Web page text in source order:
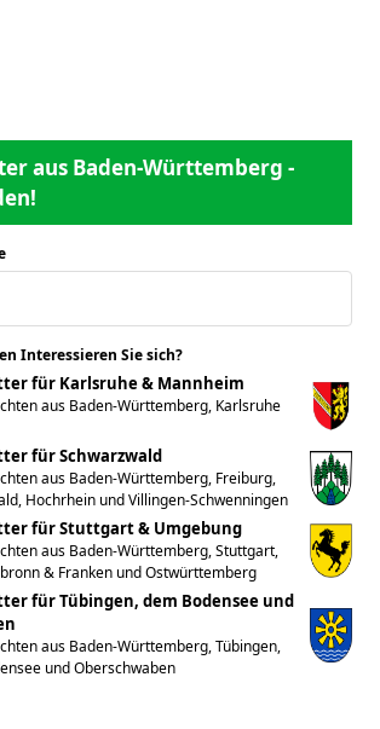
aus Baden-Württemberg -
Interessieren Sie sich?
für Karlsruhe & Mannheim
aus Baden-Württemberg, Karlsruhe
für Schwarzwald
aus Baden-Württemberg, Freiburg,
Hochrhein und Villingen-Schwenningen
für Stuttgart & Umgebung
aus Baden-Württemberg, Stuttgart,
& Franken und Ostwürttemberg
für Tübingen, dem Bodensee und
aus Baden-Württemberg, Tübingen,
und Oberschwaben